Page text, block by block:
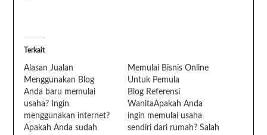
Terkait
Alasan Jualan
Menggunakan Blog
Anda baru memulai
usaha? Ingin
menggunakan internet?
Apakah Anda sudah
Memulai Bisnis Online
Untuk Pemula
Blog Referensi
WanitaApakah Anda
ingin memulai usaha
sendiri dari rumah? Salah